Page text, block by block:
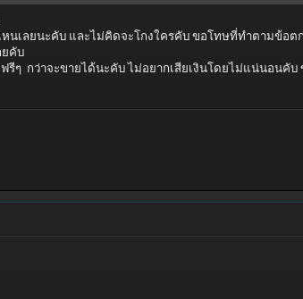
นเลยนะคับ และไม่คิดจะโกงใครคับ ขอโทษที่ทำตามข้อ
ยคับ
รีๆ กว่าจะขายได้นะคับ ไม่อยากเสียเงินโดยไม่แน่นอนคั